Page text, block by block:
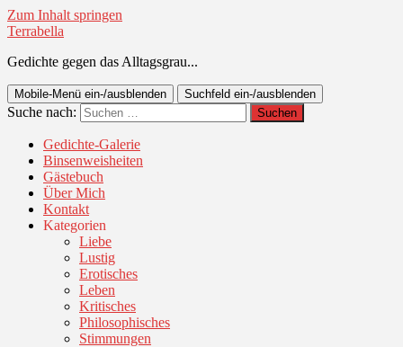
Zum Inhalt springen
Terrabella
Gedichte gegen das Alltagsgrau...
Mobile-Menü ein-/ausblenden Suchfeld ein-/ausblenden
Suche nach:
Gedichte-Galerie
Binsenweisheiten
Gästebuch
Über Mich
Kontakt
Kategorien
Liebe
Lustig
Erotisches
Leben
Kritisches
Philosophisches
Stimmungen